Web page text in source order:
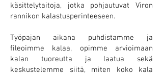
käsittelytaitoja, jotka pohjautuvat Viron
rannikon kalastusperinteeseen.
Työpajan aikana puhdistamme ja
fileoimme kalaa, opimme arvioimaan
kalan tuoreutta ja laatua sekä
keskustelemme siitä, miten koko kala